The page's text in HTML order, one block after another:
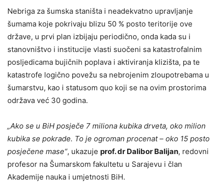
Nebriga za šumska staništa i neadekvatno upravljanje
šumama koje pokrivaju blizu 50 % posto teritorije ove
države, u prvi plan izbijaju periodično, onda kada su i
stanovništvo i institucije vlasti suočeni sa katastrofalnim
posljedicama bujičnih poplava i aktiviranja klizišta, pa te
katastrofe logično povežu sa nebrojenim zloupotrebama u
šumarstvu, kao i statusom quo koji se na ovim prostorima
održava već 30 godina.
„Ako se u BiH posječe 7 miliona kubika drveta, oko milion
kubika se pokrade. To je ogroman procenat – oko 15 posto
posječene mase“, ukazuje prof. dr Dalibor Balijan, redovni
profesor na Šumarskom fakultetu u Sarajevu i član
Akademije nauka i umjetnosti BiH.